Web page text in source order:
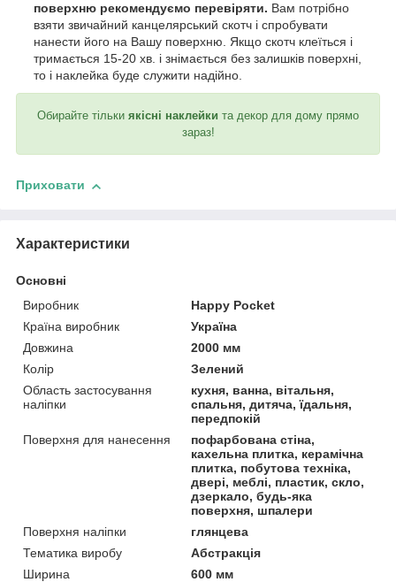
поверхню рекомендуємо перевіряти. Вам потрібно
взяти звичайний канцелярський скотч і спробувати
нанести його на Вашу поверхню. Якщо скотч клеїться і
тримається 15-20 хв. і знімається без залишків поверхні,
то і наклейка буде служити надійно.
Обирайте тільки якісні наклейки та декор для дому прямо
зараз!
Приховати
Характеристики
Основні
Виробник
Happy Pocket
Країна виробник
Україна
Довжина
2000 мм
Колір
Зелений
Область застосування
наліпки
кухня, ванна, вітальня,
спальня, дитяча, їдальня,
передпокій
Поверхня для нанесення
пофарбована стіна,
кахельна плитка, керамічна
плитка, побутова техніка,
двері, меблі, пластик, скло,
дзеркало, будь-яка
поверхня, шпалери
Поверхня наліпки
глянцева
Тематика виробу
Абстракція
Ширина
600 мм